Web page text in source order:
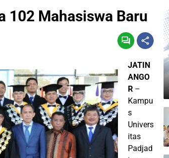
102 Mahasiswa Baru
JATIN
ANGO
R –
Kampu
s
Univers
itas
Padjad